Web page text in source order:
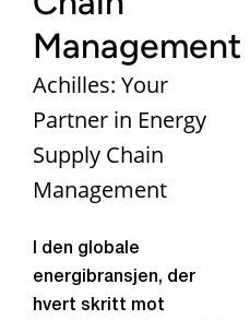
Management
Achilles: Your
Partner in Energy
Supply Chain
Management
I den globale
energibransjen, der
hvert skritt mot